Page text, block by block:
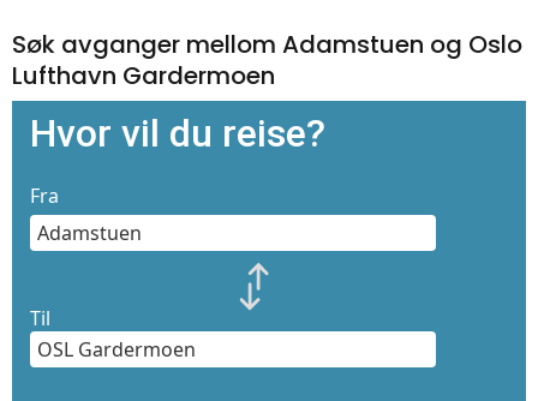
Søk avganger mellom Adamstuen og Oslo
Lufthavn Gardermoen
Hvor vil du reise?
Fra
Til